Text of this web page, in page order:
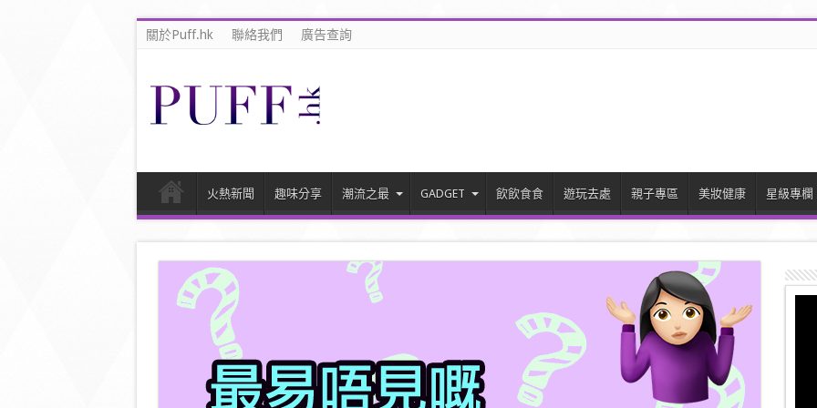
關於Puff.hk 聯絡我們 廣告查詢
火熱新聞 趣味分享 潮流之最 GADGET 飲飲食食 遊玩去處 親子專區 美妝健康 星級專欄